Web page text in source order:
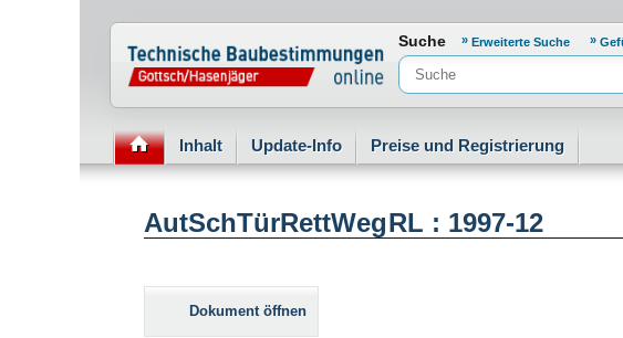
Normenportal Barrierefreiheit
Suche Erweiterte Suche
Inhalt Update-Info Preise und Registrierung
AutSchTürRettWegRL : 1997-12
Dokument öffnen